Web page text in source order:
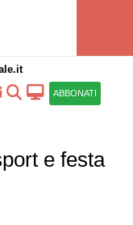
ABBONATI
e festa